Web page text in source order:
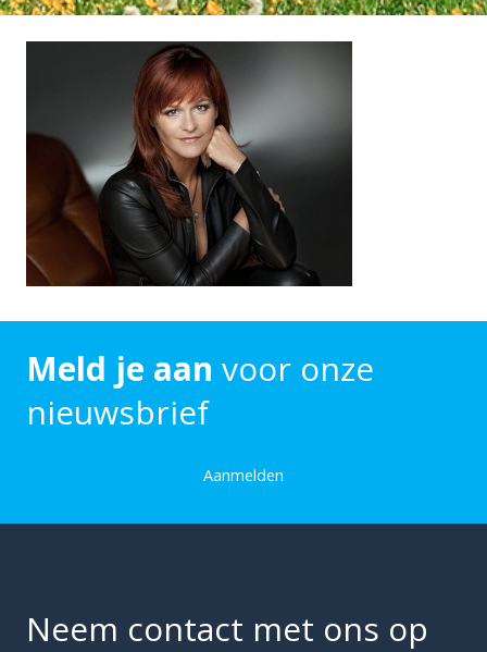
Meld je aan voor onze
nieuwsbrief
Aanmelden
Neem contact met ons op